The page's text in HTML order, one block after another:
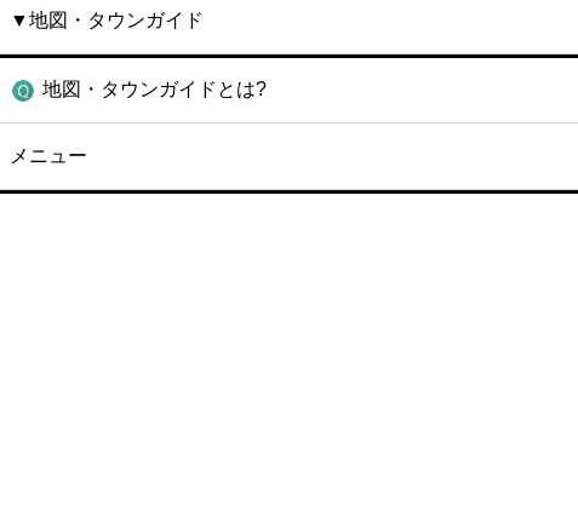
▼地図・タウンガイド
地図・タウンガイドとは?
メニュー